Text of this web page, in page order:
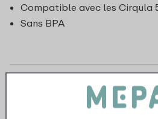
Compatible avec les Cirqula
Sans BPA